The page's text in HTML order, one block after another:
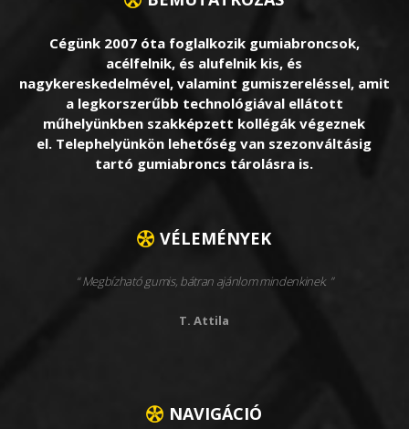
Cégünk 2007 óta foglalkozik gumiabroncsok,
acélfelnik, és alufelnik kis, és
nagykereskedelmével, valamint gumiszereléssel, amit
a legkorszerűbb technológiával ellátott
műhelyünkben szakképzett kollégák végeznek
el. Telephelyünkön lehetőség van szezonváltásig
tartó gumiabroncs tárolásra is.
VÉLEMÉNYEK
Megbízható gumis, bátran ajánlom mindenkinek.
T. Attila
NAVIGÁCIÓ